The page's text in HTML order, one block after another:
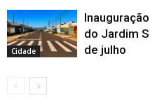
Cidade
do Jardim
de julho